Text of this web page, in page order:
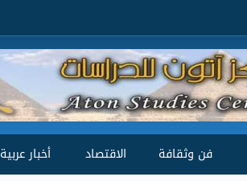
فن وثقافة الاقتصاد أخبار عربية